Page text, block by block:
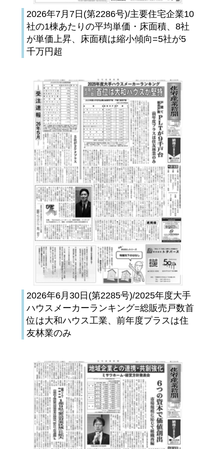
2026年7月7日(第2286号)/主要住宅企業10
社の1棟あたりの平均単価・床面積、8社
が単価上昇、床面積は縮小傾向=5社が5
千万円超
2026年6月30日(第2285号)/2025年度大手
ハウスメーカーランキング=総販売戸数首
位は大和ハウス工業、前年度プラスは住
友林業のみ